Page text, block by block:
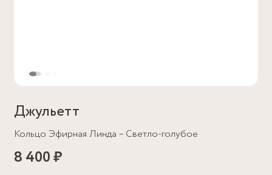
Джульетт
Кольцо Эфирная Линда – Светло-голубое
8 400 ₽